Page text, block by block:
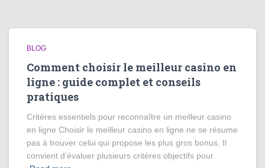
BLOG
Comment choisir le meilleur casino en
ligne : guide complet et conseils
pratiques
Critères essentiels pour reconnaître un meilleur casino
en ligne Choisir le meilleur casino en ligne ne se résume
pas à trouver celui qui propose les plus gros bonus. Il
convient d’évaluer plusieurs critères objectifs pour